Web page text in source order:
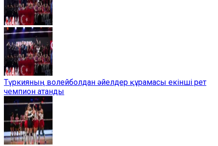
Түркияның волейболдан әйелдер құрамасы екінші рет
чемпион атанды